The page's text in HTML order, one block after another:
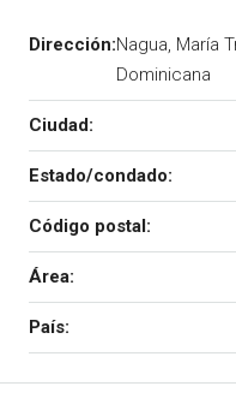
Dirección:Nagua, María
Dominicana
Ciudad:
Estado/condado:
Código postal:
Área:
País: